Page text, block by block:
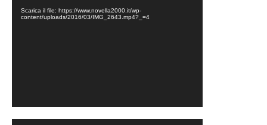
Scarica il file: https://www.novella2000.it/wp-
content/uploads/2016/03/IMG_2643.mp4?_=4